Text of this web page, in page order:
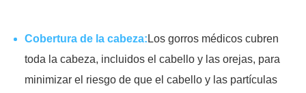
Cobertura de la cabeza: Los gorros médicos cubren
toda la cabeza, incluidos el cabello y las orejas, para
minimizar el riesgo de que el cabello y las partículas